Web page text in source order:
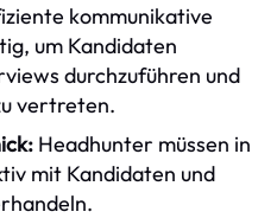
kommunikative
um Kandidaten
durchzuführen und
vertreten.
Headhunter müssen in
mit Kandidaten und